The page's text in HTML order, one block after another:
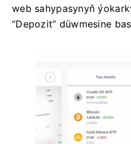
web sahypasynyň
“Depozit” düwmesine